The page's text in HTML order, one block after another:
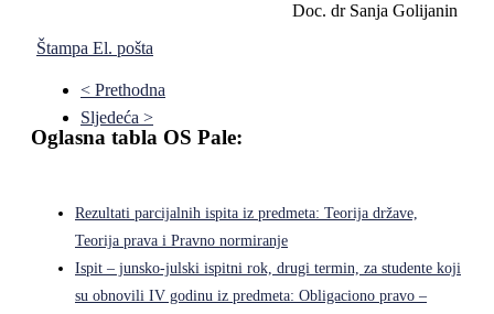
Doc. dr Sanja Golijanin
Štampa El. pošta
< Prethodna
Sljedeća >
Oglasna tabla OS Pale:
Rezultati parcijalnih ispita iz predmeta: Teorija države,
Teorija prava i Pravno normiranje
Ispit – junsko-julski ispitni rok, drugi termin, za studente koji
su obnovili IV godinu iz predmeta: Obligaciono pravo –